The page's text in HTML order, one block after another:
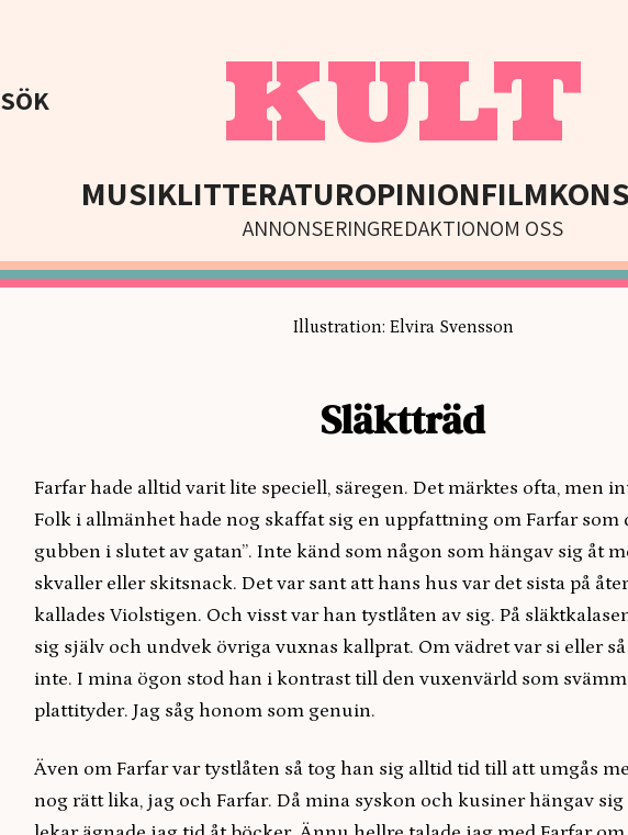
SÖK KULT
MUSIKLITTERATUROPINIONFILM
ANNONSERINGREDAKTIONOM OSS
Illustration: Elvira Svensson
Släktträd
Farfar hade alltid varit lite speciell, säregen. Det märktes ofta, men
Folk i allmänhet hade nog skaffat sig en uppfattning om Farfar som
gubben i slutet av gatan”. Inte känd som någon som hängav sig åt
skvaller eller skitsnack. Det var sant att hans hus var det sista på
kallades Violstigen. Och visst var han tystlåten av sig. På
sig själv och undvek övriga vuxnas kallprat. Om vädret var si eller
inte. I mina ögon stod han i kontrast till den vuxenvärld som
plattityder. Jag såg honom som genuin.
Även om Farfar var tystlåten så tog han sig alltid tid till att umgås
nog rätt lika, jag och Farfar. Då mina syskon och kusiner hängav